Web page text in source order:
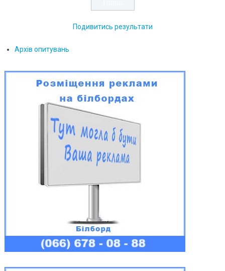
Подивитись результати
Архів опитувань